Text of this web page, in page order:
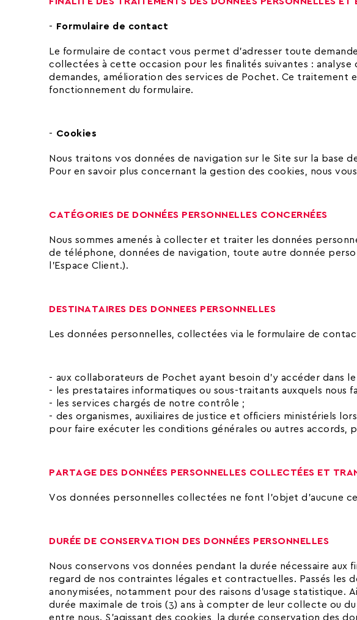
Formulaire de contact
Le formulaire de contact vous permet d’adresser toute
collectées à cette occasion pour les finalités suivantes :
demandes, amélioration des services de Pochet. Ce traitement
fonctionnement du formulaire.
Cookies
Nous traitons vos données de navigation sur le Site sur la base
Pour en savoir plus concernant la gestion des cookies, nous
CATÉGORIES DE DONNÉES PERSONNELLES CONCERNÉES
Nous sommes amenés à collecter et traiter les données
de téléphone, données de navigation, toute autre donnée
l’Espace Client.).
DESTINATAIRES DES DONNEES PERSONNELLES
Les données personnelles, collectées via le formulaire de
aux collaborateurs de Pochet ayant besoin d’y accéder dans
les prestataires informatiques ou sous-traitants auxquels nous
les services chargés de notre contrôle ;
des organismes, auxiliaires de justice et officiers ministériels
pour faire exécuter les conditions générales ou autres
PARTAGE DES DONNÉES PERSONNELLES COLLECTÉES ET
Vos données personnelles collectées ne font l’objet d’aucune
DURÉE DE CONSERVATION DES DONNÉES PERSONNELLES
Nous conservons vos données pendant la durée nécessaire
regard de nos contraintes légales et contractuelles. Passés les
anonymisées, notamment pour des raisons d’usage
durée maximale de trois (3) ans à compter de leur collecte ou